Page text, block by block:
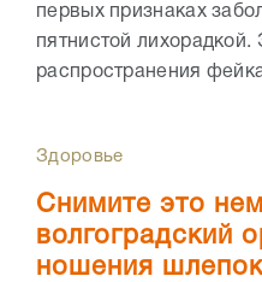
первых признаках
пятнистой лихорадкой.
распространения
Здоровье
Снимите это
волгоградский
ношения